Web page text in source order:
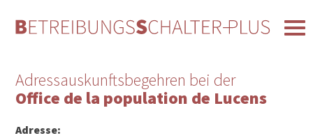
Adressauskunftsbegehren bei der
Office de la population de Lucens
Adresse: